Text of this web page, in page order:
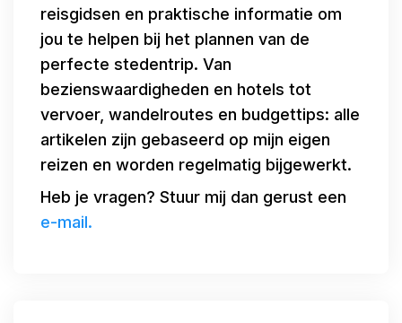
reisgidsen en praktische informatie om
jou te helpen bij het plannen van de
perfecte stedentrip. Van
bezienswaardigheden en hotels tot
vervoer, wandelroutes en budgettips: alle
artikelen zijn gebaseerd op mijn eigen
reizen en worden regelmatig bijgewerkt.
Heb je vragen? Stuur mij dan gerust een
e-mail.